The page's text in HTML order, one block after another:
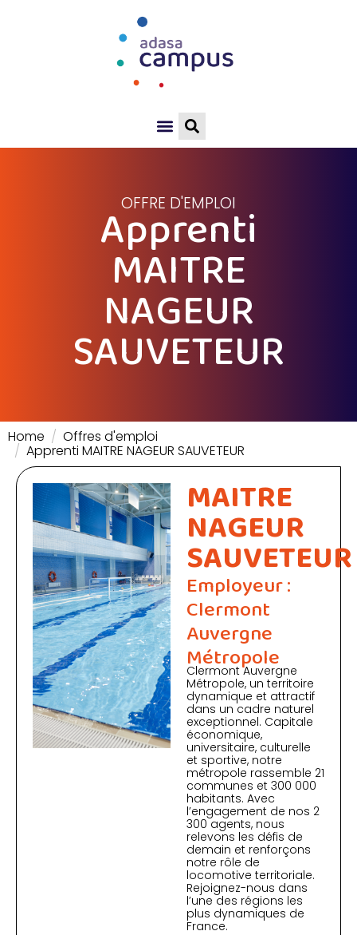
OFFRE D'EMPLOI
Apprenti
MAITRE
NAGEUR
SAUVETEUR
Home Offres d'emploi
Apprenti MAITRE NAGEUR SAUVETEUR
MAITRE
NAGEUR
SAUVETEUR
Employeur :
Clermont
Auvergne
Métropole
Clermont Auvergne
Métropole, un territoire
dynamique et attractif
dans un cadre naturel
exceptionnel. Capitale
économique,
universitaire, culturelle
et sportive, notre
métropole rassemble 21
communes et 300 000
habitants. Avec
l’engagement de nos 2
300 agents, nous
relevons les défis de
demain et renforçons
notre rôle de
locomotive territoriale.
Rejoignez-nous dans
l’une des régions les
plus dynamiques de
France.